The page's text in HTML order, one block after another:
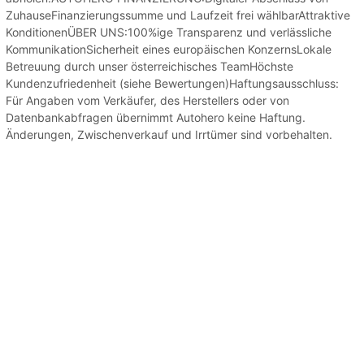
ZuhauseFinanzierungssumme und Laufzeit frei wählbarAttraktive
KonditionenÜBER UNS:100%ige Transparenz und verlässliche
KommunikationSicherheit eines europäischen KonzernsLokale
Betreuung durch unser österreichisches TeamHöchste
Kundenzufriedenheit (siehe Bewertungen)Haftungsausschluss:
Für Angaben vom Verkäufer, des Herstellers oder von
Datenbankabfragen übernimmt Autohero keine Haftung.
Änderungen, Zwischenverkauf und Irrtümer sind vorbehalten.